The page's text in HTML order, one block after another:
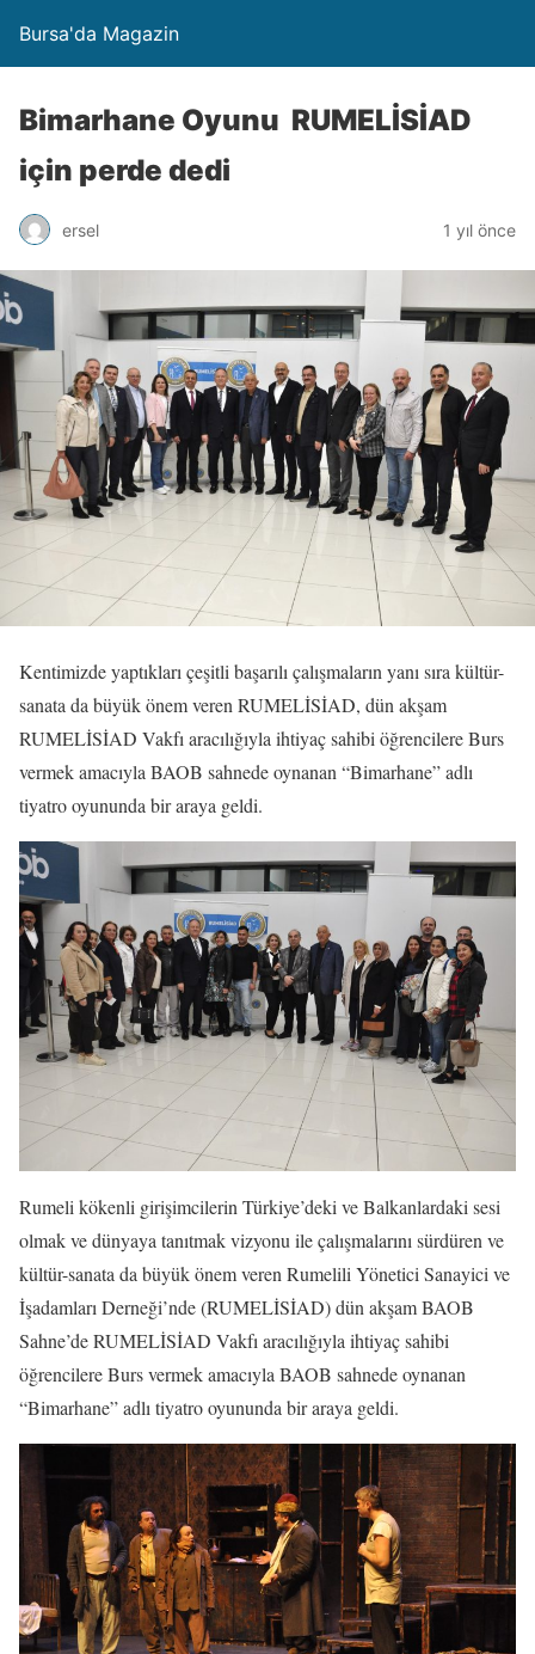
Bursa'da Magazin
Bimarhane Oyunu RUMELİSİAD
için perde dedi
ersel 1 yıl önce
Kentimizde yaptıkları çeşitli başarılı çalışmaların yanı sıra kültür-
sanata da büyük önem veren RUMELİSİAD, dün akşam
RUMELİSİAD Vakfı aracılığıyla ihtiyaç sahibi öğrencilere Burs
vermek amacıyla BAOB sahnede oynanan “Bimarhane” adlı
tiyatro oyununda bir araya geldi.
Rumeli kökenli girişimcilerin Türkiye’deki ve Balkanlardaki sesi
olmak ve dünyaya tanıtmak vizyonu ile çalışmalarını sürdüren ve
kültür-sanata da büyük önem veren Rumelili Yönetici Sanayici ve
İşadamları Derneği’nde (RUMELİSİAD) dün akşam BAOB
Sahne’de RUMELİSİAD Vakfı aracılığıyla ihtiyaç sahibi
öğrencilere Burs vermek amacıyla BAOB sahnede oynanan
“Bimarhane” adlı tiyatro oyununda bir araya geldi.